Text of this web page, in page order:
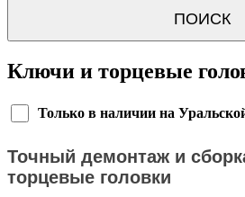
ПОИСК
Ключи и торцевые
Только в наличии на
Точный демонтаж и
торцевые головки